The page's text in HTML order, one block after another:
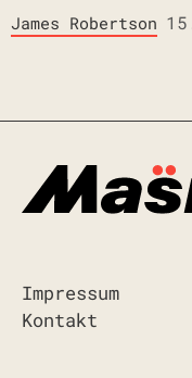
James Robertson
Impressum
Kontakt